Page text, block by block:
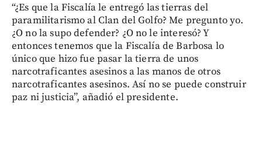
“¿Es que la Fiscalía le entregó las tierras del
paramilitarismo al Clan del Golfo? Me pregunto yo.
¿O no la supo defender? ¿O no le interesó? Y
entonces tenemos que la Fiscalía de Barbosa lo
único que hizo fue pasar la tierra de unos
narcotraficantes asesinos a las manos de otros
narcotraficantes asesinos. Así no se puede construir
paz ni justicia”, añadió el presidente.